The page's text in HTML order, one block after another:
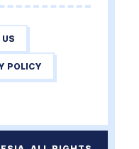
US
POLICY